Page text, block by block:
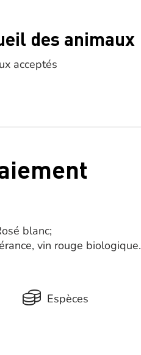
des animaux
acceptés
blanc;
vin rouge biologique.
Espèces